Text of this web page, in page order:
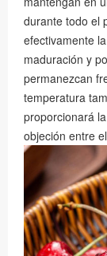
durante todo el
efectivamente
maduración y
permanezcan
temperatura
proporcionará
objeción entre